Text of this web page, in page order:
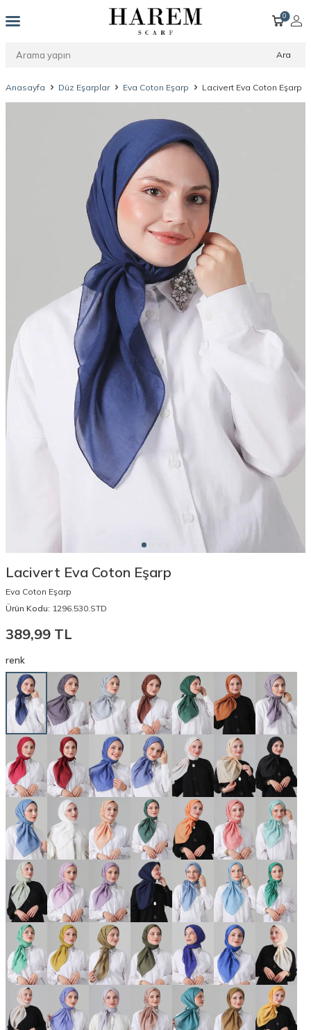
Ara
0
Anasayfa Düz Eşarplar Eva Coton Eşarp Lacivert Eva Coton Eşarp
Lacivert Eva Coton Eşarp
Eva Coton Eşarp
Ürün Kodu: 1296.530.STD
389,99 TL
renk